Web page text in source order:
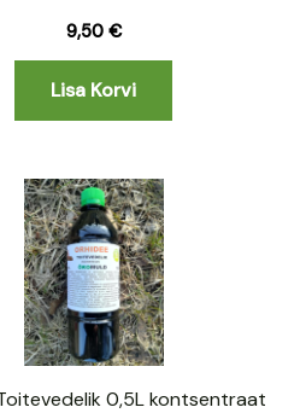
9,50 €
Lisa Korvi
0,5L kontsentraat